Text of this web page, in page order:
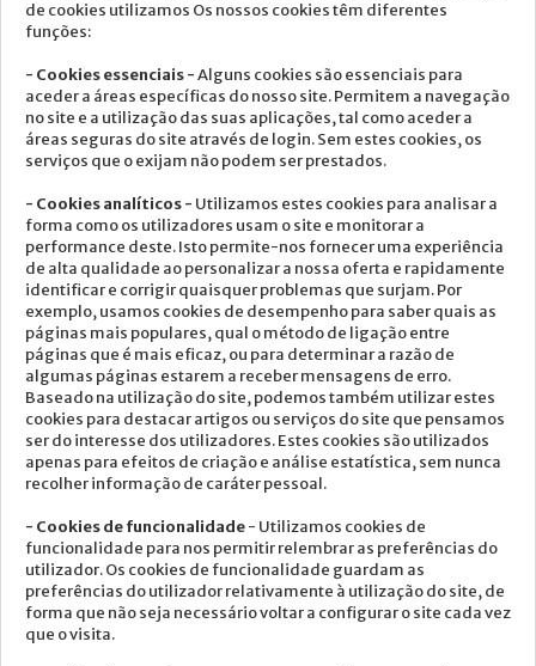
de cookies utilizamos Os nossos cookies têm diferentes
funções:
- Cookies essenciais -Alguns cookies são essenciais para
aceder a áreas específicas do nosso site. Permitem a navegação
no site e a utilização das suas aplicações, tal como aceder a
áreas seguras do site através de login. Sem estes cookies, os
serviços que o exijam não podem ser prestados.
- Cookies analíticos - Utilizamos estes cookies para analisar a
forma como os utilizadores usam o site e monitorar a
performance deste. Isto permite-nos fornecer uma experiência
de alta qualidade ao personalizar a nossa oferta e rapidamente
identificar e corrigir quaisquer problemas que surjam. Por
exemplo, usamos cookies de desempenho para saber quais as
páginas mais populares, qual o método de ligação entre
páginas que é mais eficaz, ou para determinar a razão de
algumas páginas estarem a receber mensagens de erro.
Baseado na utilização do site, podemos também utilizar estes
cookies para destacar artigos ou serviços do site que pensamos
ser do interesse dos utilizadores. Estes cookies são utilizados
apenas para efeitos de criação e análise estatística, sem nunca
recolher informação de caráter pessoal.
- Cookies de funcionalidade- Utilizamos cookies de
funcionalidade para nos permitir relembrar as preferências do
utilizador. Os cookies de funcionalidade guardam as
preferências do utilizador relativamente à utilização do site, de
forma que não seja necessário voltar a configurar o site cada vez
que o visita.